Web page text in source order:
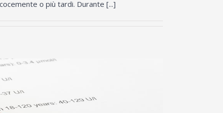
o più tardi. Durante [...]